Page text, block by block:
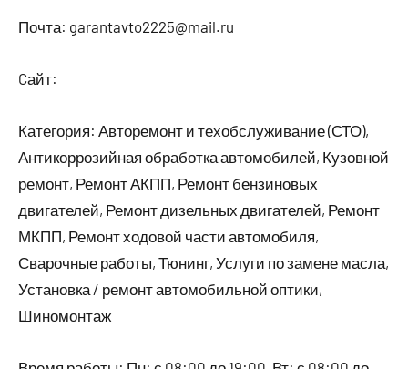
Почта: garantavto2225@mail.ru
Cайт:
Категория: Авторемонт и техобслуживание (СТО),
Антикоррозийная обработка автомобилей, Кузовной
ремонт, Ремонт АКПП, Ремонт бензиновых
двигателей, Ремонт дизельных двигателей, Ремонт
МКПП, Ремонт ходовой части автомобиля,
Сварочные работы, Тюнинг, Услуги по замене масла,
Установка / ремонт автомобильной оптики,
Шиномонтаж